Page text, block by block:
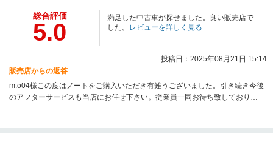
総合評価
5.0
満足した中古車が探せました。良い販売店で
した。 レビューを詳しく見る
投稿日：2025年08月21日 15:14
販売店からの返答
m.o04様この度はノートをご購入いただき有難うございました。引き続き今後
のアフターサービスも当店にお任せ下さい。従業員一同お待ち致しておりま